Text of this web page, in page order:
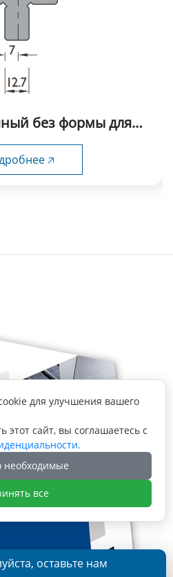
оставьте нам
без формы для
🡥
для улучшения вашего
этот сайт, вы соглашаетесь с
необходимые
все